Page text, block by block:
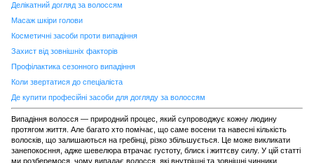
Делікатний догляд за волоссям
Масаж шкіри голови
Косметичні засоби проти випадіння
Захист від зовнішніх факторів
Профілактика сезонного випадіння
Коли звертатися до спеціаліста
Де купити професійні засоби для догляду за волоссям
Випадіння волосся — природний процес, який супроводжує кожну людину
протягом життя. Але багато хто помічає, що саме восени та навесні кількість
волосків, що залишаються на гребінці, різко збільшується. Це може викликати
занепокоєння, адже шевелюра втрачає густоту, блиск і життєву силу. У цій статті
ми розберемося, чому випадає волосся, які внутрішні та зовнішні чинники